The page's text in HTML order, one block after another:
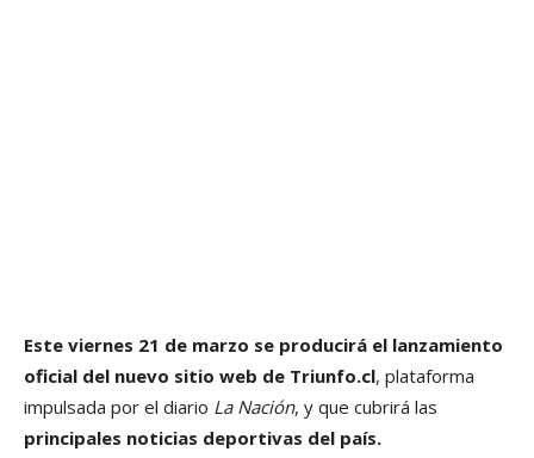
Este viernes 21 de marzo se producirá el lanzamiento
oficial del nuevo sitio web de Triunfo.cl, plataforma
impulsada por el diario La Nación, y que cubrirá las
principales noticias deportivas del país.